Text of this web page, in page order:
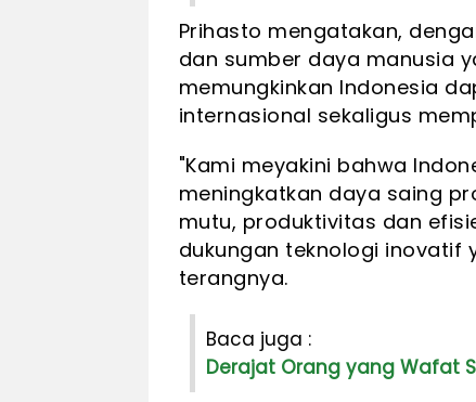
Prihasto mengatakan,
dan sumber daya manusia
memungkinkan Indonesia
internasional sekaligus
"Kami meyakini bahwa
meningkatkan daya saing
mutu, produktivitas dan
dukungan teknologi inovatif
terangnya.
Baca juga :
Derajat Orang yang Wafat